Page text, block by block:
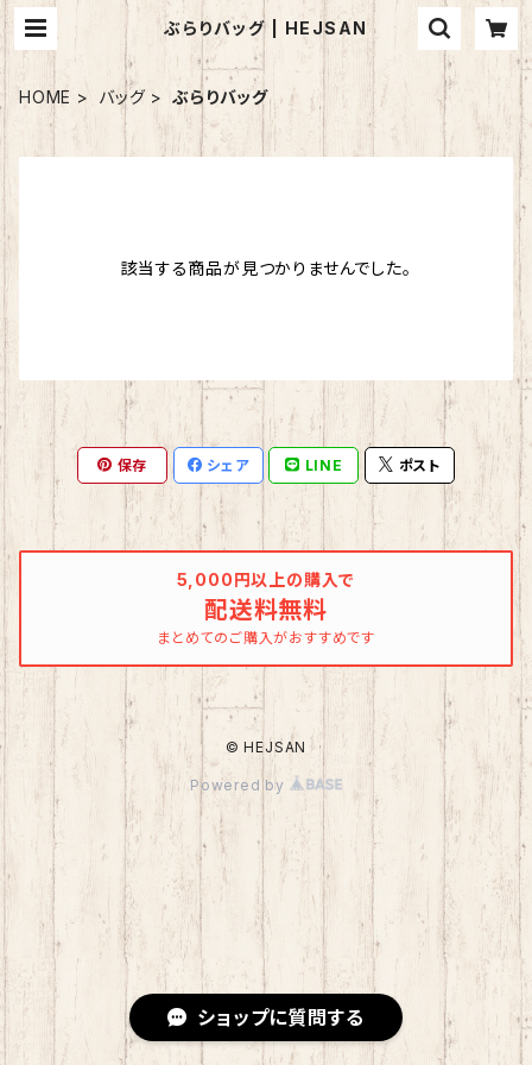
ぶらりバッグ | HEJSAN
HOME バッグ ぶらりバッグ
該当する商品が見つかりませんでした。
保存 シェア LINE ポスト
5,000円以上の購入で
配送料無料
まとめてのご購入がおすすめです
© HEJSAN
Powered by
ショップに質問する